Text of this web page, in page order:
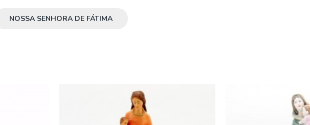
NOSSA SENHORA DE FÁTIMA